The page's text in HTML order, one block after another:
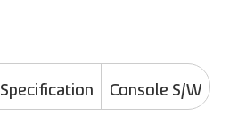
Specification Console S/W